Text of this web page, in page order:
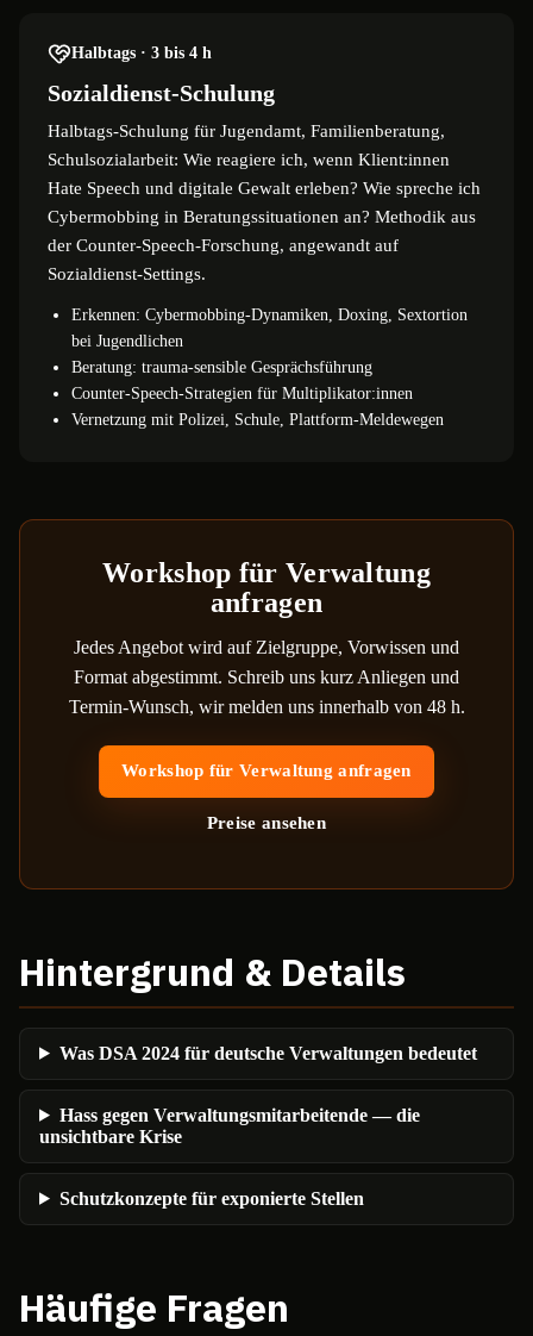
Halbtags · 3 bis 4 h
Sozialdienst-Schulung
Halbtags-Schulung für Jugendamt, Familienberatung,
Schulsozialarbeit: Wie reagiere ich, wenn Klient:innen
Hate Speech und digitale Gewalt erleben? Wie spreche ich
Cybermobbing in Beratungssituationen an? Methodik aus
der Counter-Speech-Forschung, angewandt auf
Sozialdienst-Settings.
Erkennen: Cybermobbing-Dynamiken, Doxing, Sextortion
bei Jugendlichen
Beratung: trauma-sensible Gesprächsführung
Counter-Speech-Strategien für Multiplikator:innen
Vernetzung mit Polizei, Schule, Plattform-Meldewegen
Workshop für Verwaltung
anfragen
Jedes Angebot wird auf Zielgruppe, Vorwissen und
Format abgestimmt. Schreib uns kurz Anliegen und
Termin-Wunsch, wir melden uns innerhalb von 48 h.
Workshop für Verwaltung anfragen
Preise ansehen
Hintergrund & Details
Was DSA 2024 für deutsche Verwaltungen bedeutet
Hass gegen Verwaltungsmitarbeitende — die
unsichtbare Krise
Schutzkonzepte für exponierte Stellen
Häufige Fragen